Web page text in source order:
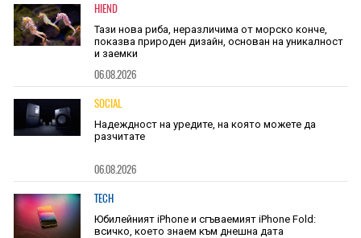
HIEND
Тази нова риба, неразличима от морско конче,
показва природен дизайн, основан на уникалност
и заемки
06.08.2026
SOCIAL
Надеждност на уредите, на която можете да
разчитате
06.08.2026
TECH
Юбилейният iPhone и сгъваемият iPhone Fold:
всичко, което знаем към днешна дата